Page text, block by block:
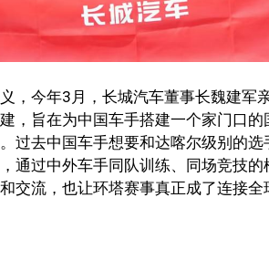
，今年3月，长城汽车董事长魏建军
，旨在为中国车手搭建一个家门口
过去中国车手想要和达喀尔级别的
通过中外车手同队训练、同场竞技
交流，也让环塔赛事真正成了连接全